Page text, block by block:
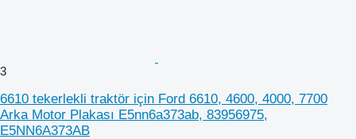
3
6610 tekerlekli traktör için Ford 6610, 4600, 4000, 7700
Arka Motor Plakası E5nn6a373ab, 83956975,
E5NN6A373AB